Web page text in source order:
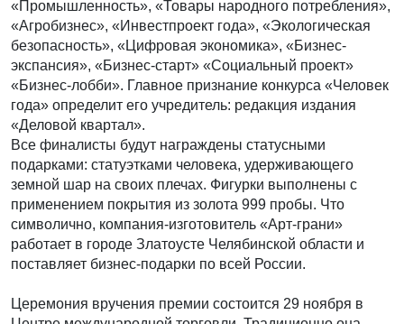
«Промышленность», «Товары народного потребления»,
«Агробизнес», «Инвестпроект года», «Экологическая
безопасность», «Цифровая экономика», «Бизнес-
экспансия», «Бизнес-старт» «Социальный проект»
«Бизнес-лобби». Главное признание конкурса «Человек
года» определит его учредитель: редакция издания
«Деловой квартал».
Все финалисты будут награждены статусными
подарками: статуэтками человека, удерживающего
земной шар на своих плечах. Фигурки выполнены с
применением покрытия из золота 999 пробы. Что
символично, компания-изготовитель «Арт-грани»
работает в городе Златоусте Челябинской области и
поставляет бизнес-подарки по всей России.
Церемония вручения премии состоится 29 ноября в